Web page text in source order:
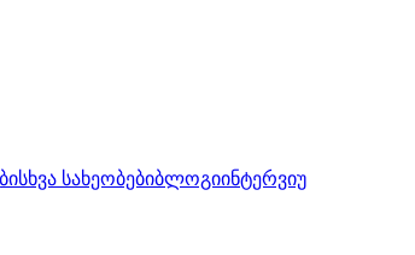
სხვა სახეობებიბლოგიინტერვიუ